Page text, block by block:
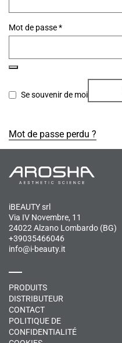
Mot de passe*Obligatoire
Se souvenir de moi
Mot de passe perdu ?
iBEAUTY srl
Via IV Novembre, 11
24022 Alzano Lombardo (BG)
+39035466046
info@i-beauty.it
PRODUITS
DISTRIBUTEUR
CONTACT
POLITIQUE DE
CONFIDENTIALITÉ